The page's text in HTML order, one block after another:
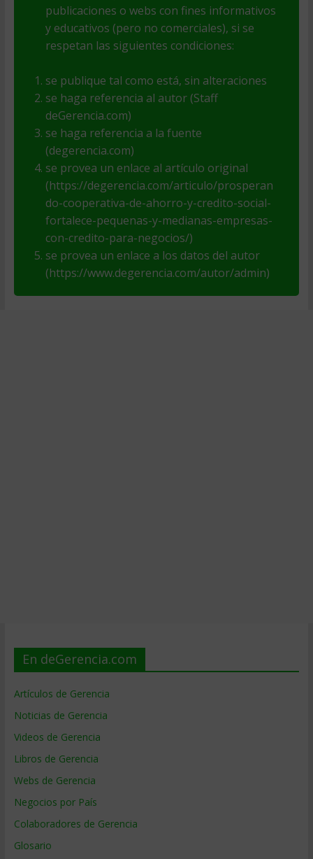
publicaciones o webs con fines informativos
y educativos (pero no comerciales), si se
respetan las siguientes condiciones:
se publique tal como está, sin alteraciones
se haga referencia al autor (Staff
deGerencia.com)
se haga referencia a la fuente
(degerencia.com)
se provea un enlace al artículo original
(https://degerencia.com/articulo/prosperan
do-cooperativa-de-ahorro-y-credito-social-
fortalece-pequenas-y-medianas-empresas-
con-credito-para-negocios/)
se provea un enlace a los datos del autor
(https://www.degerencia.com/autor/admin)
En deGerencia.com
Artículos de Gerencia
Noticias de Gerencia
Videos de Gerencia
Libros de Gerencia
Webs de Gerencia
Negocios por País
Colaboradores de Gerencia
Glosario